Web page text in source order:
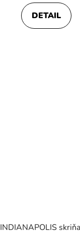
je
5,0
DETAIL
INDIANAPOLIS